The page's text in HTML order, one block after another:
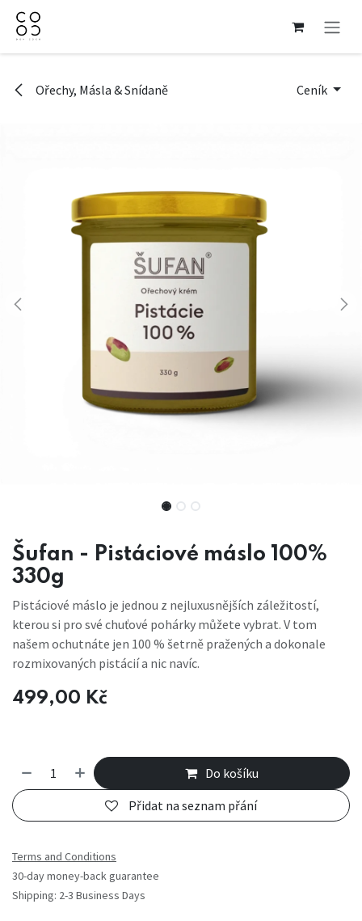
Přejít na obsah
Ořechy, Másla & Snídaně Ceník
Šufan - Pistáciové máslo 100%
330g
Pistáciové máslo je jednou z nejluxusnějších záležitostí,
kterou si pro své chuťové pohárky můžete vybrat. V tom
našem ochutnáte jen 100 % šetrně pražených a dokonale
rozmixovaných pistácií a nic navíc.
499,00 Kč
Do košíku
Přidat na seznam přání
Terms and Conditions
30-day money-back guarantee
Shipping: 2-3 Business Days